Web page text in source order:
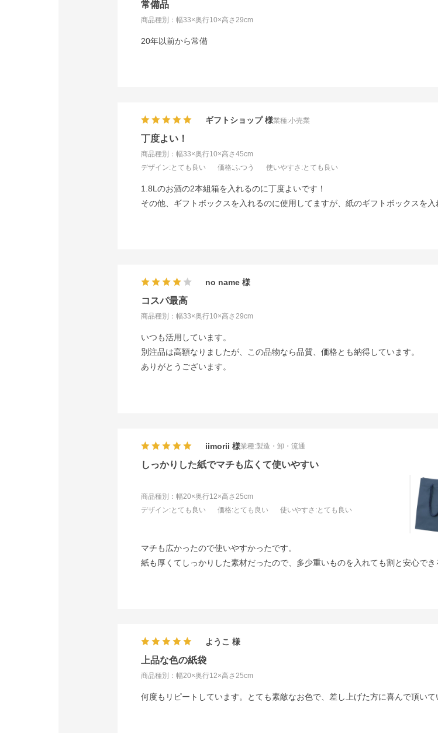
常備品
商品種別：幅33×奥行10×高さ29cm
20年以前から常備
丁度よい！
商品種別：幅33×奥行10×高さ45cm
デザイン:とても良い 価格:ふつう 使いやすさ :とても良い
ギフトショップ 業種:小売業
1.8Lのお酒の2本組箱を入れるのに丁度よいです！
その他、ギフトボックスを入れるのに使用してますが、紙のギフトボックスを
コスパ最高
商品種別：幅33×奥行10×高さ29cm
no name
いつも活用しています。
別注品は高額なりましたが、この品物なら品質、価格とも納得しています。
ありがとうございます。
しっかりした紙でマチも広くて使いやすい
商品種別：幅20×奥行12×高さ25cm
デザイン:とても良い 価格:とても良い 使いやすさ :とても良い
iimorii 業種:製造・卸・流通
マチも広かったので使いやすかったです。
紙も厚くてしっかりした素材だったので、多少重いものを入れても割と安心で
上品な色の紙袋
商品種別：幅20×奥行12×高さ25cm
ようこ
何度もリピートしています。とても素敵なお色で、差し上げた方に喜んで頂い